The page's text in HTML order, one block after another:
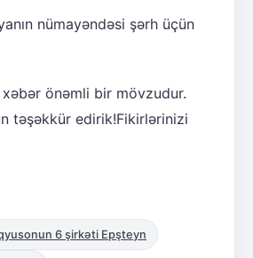
nümayəndəsi şərh üçün
önəmli bir mövzudur.
təşəkkür edirik!Fikirlərinizi
6 şirkəti Epşteyn